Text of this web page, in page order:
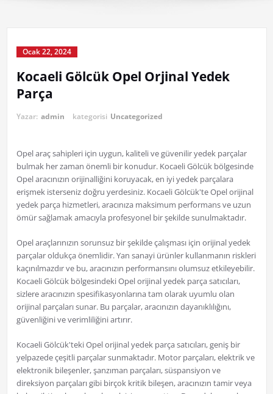
Ocak 22, 2024
Kocaeli Gölcük Opel Orjinal Yedek
Parça
Yazar: admin kategorisi Uncategorized
Opel araç sahipleri için uygun, kaliteli ve güvenilir yedek parçalar
bulmak her zaman önemli bir konudur. Kocaeli Gölcük bölgesinde
Opel aracınızın orijinalliğini koruyacak, en iyi yedek parçalara
erişmek isterseniz doğru yerdesiniz. Kocaeli Gölcük'te Opel orijinal
yedek parça hizmetleri, aracınıza maksimum performans ve uzun
ömür sağlamak amacıyla profesyonel bir şekilde sunulmaktadır.
Opel araçlarınızın sorunsuz bir şekilde çalışması için orijinal yedek
parçalar oldukça önemlidir. Yan sanayi ürünler kullanmanın riskleri
kaçınılmazdır ve bu, aracınızın performansını olumsuz etkileyebilir.
Kocaeli Gölcük bölgesindeki Opel orijinal yedek parça satıcıları,
sizlere aracınızın spesifikasyonlarına tam olarak uyumlu olan
orijinal parçaları sunar. Bu parçalar, aracınızın dayanıklılığını,
güvenliğini ve verimliliğini artırır.
Kocaeli Gölcük'teki Opel orijinal yedek parça satıcıları, geniş bir
yelpazede çeşitli parçalar sunmaktadır. Motor parçaları, elektrik ve
elektronik bileşenler, şanzıman parçaları, süspansiyon ve
direksiyon parçaları gibi birçok kritik bileşen, aracınızın tamir veya